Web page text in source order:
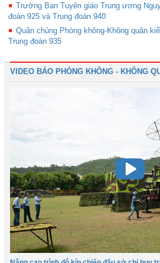
Trưởng Ban Tuyên giáo Trung ương
đoàn 925 và Trung đoàn 940
Quân chủng Phòng không-Không quân
Trung đoàn 935
VIDEO BÁO PHÒNG KHÔNG - KHÔNG